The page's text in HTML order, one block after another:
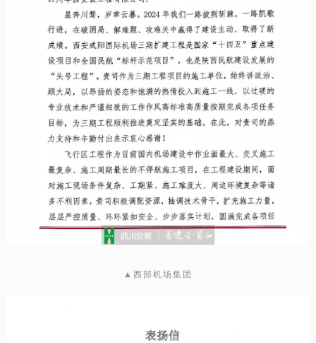
▲西部机场集团